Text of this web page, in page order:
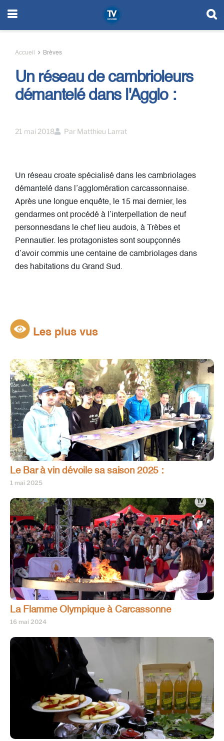
Accueil Brèves
Un réseau de cambrioleurs
démantelé dans l'Agglo :
21 mai 2018 Par Matthieu Larrat
Un réseau croate spécialisé dans les cambriolages
démantelé dans l’agglomération carcassonnaise.
Après une longue enquête, le 15 mai dernier, les
gendarmes ont procédé à l’interpellation de neuf
personnesdans le chef lieu audois, à Trèbes et
Pennautier. les protagonistes sont soupçonnés
d’avoir commis une centaine de cambriolages dans
des habitations du Grand Sud.
Les plus vus
Le Bar à vin dévoile sa saison 2025 :
1 mai 2025
La Flamme Olympique à Carcassonne
16 mai 2024